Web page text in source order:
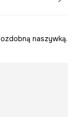
naszywką.